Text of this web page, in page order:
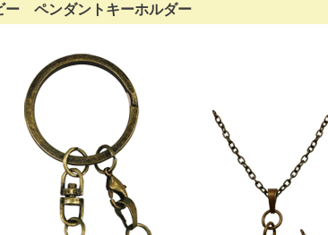
ー ペンダントキーホルダー